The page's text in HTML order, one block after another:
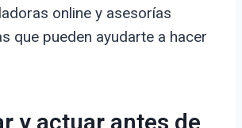
online y asesorías
que pueden ayudarte a hacer